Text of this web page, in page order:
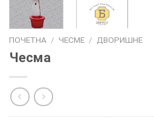
ПОЧЕТНА / ЧЕСМЕ / ДВОРИШНЕ
Чесма